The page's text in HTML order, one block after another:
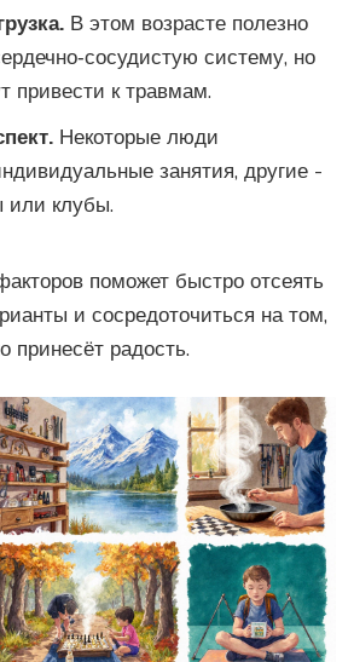
В этом возрасте полезно
систему, но
привести к травмам.
Некоторые люди
занятия, другие -
или клубы.
поможет быстро отсеять
и сосредоточиться на том,
принесёт радость.